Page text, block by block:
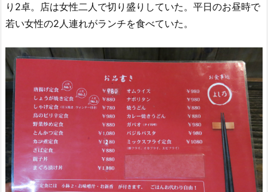
り2卓。店は女性二人で切り盛りしていた。平日のお昼時で
若い女性の2人連れがランチを食べていた。